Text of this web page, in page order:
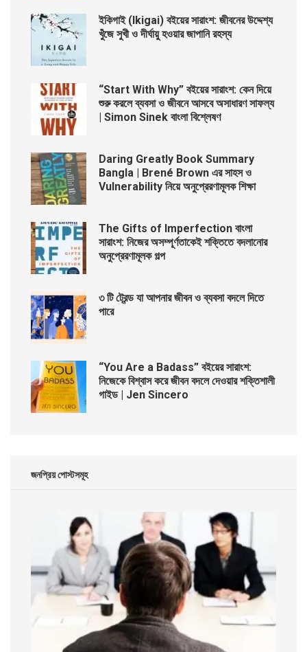
ইকিগাই (Ikigai) বইয়ের সারাংশ: জীবনের উদ্দেশ্য
খুঁজে সুখী ও দীর্ঘায়ু হওয়ার জাপানি রহস্য
“Start With Why” বইয়ের সারাংশ: কেন দিয়ে
শুরু করলে ব্যবসা ও জীবনে আসবে অসাধারণ সাফল্য
| Simon Sinek বাংলা বিশ্লেষণ
Daring Greatly Book Summary
Bangla | Brené Brown এর সাহস ও
Vulnerability নিয়ে অনুপ্রেরণামূলক শিক্ষা
The Gifts of Imperfection বাংলা
সারাংশ: নিজের অসম্পূর্ণতাকেই শক্তিতে বদলানোর
অনুপ্রেরণামূলক গল্প
৩ টি ট্রেন্ড যা আপনার জীবন ও ব্যবসা বদলে দিতে
পারে
“You Are a Badass” বইয়ের সারাংশ:
নিজেকে বিশ্বাস করে জীবন বদলে দেওয়ার শক্তিশালী
গাইড | Jen Sincero
জনপ্রিয় পোস্টসমূহ